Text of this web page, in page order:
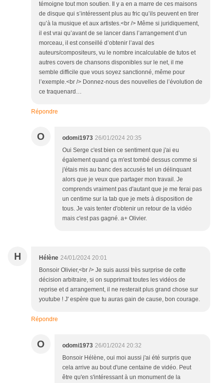
témoigne tout mon soutien. Il y a en a marre de ces maisons
de disque qui s’intéressent plus au fric qu’ils peuvent en tirer
qu’à la musique et aux artistes.<br /> Même si juridiquement,
il est vrai qu’avant de se lancer dans l’arrangement d’un
morceau, iI est conseillé d’obtenir l’aval des
auteurs/compositeurs, vu le nombre incalculable de tutos et
autres covers de chansons disponibles sur le net, il me
semble difficile que vous soyez sanctionné, même pour
l’exemple.<br /> Donnez-nous des nouvelles de l’évolution de
ce traquenard…
Répondre
O odomi1973 26/01/2024 20:35
Oui Serge c'est bien ce sentiment que j'ai eu
également quand ça m'est tombé dessus comme si
j'étais mis au banc des accusés tel un délinquant
alors que je veux que partager mon travail. Je
comprends vraiment pas d'autant que je me ferai pas
un centime sur la tab que je mets à disposition de
tous. Je vais tenter d'obtenir un retour de la vidéo
mais c'est pas gagné. a+ Olivier.
H Hélène 24/01/2024 20:01
Bonsoir Olivier,<br /> Je suis aussi très surprise de cette
décision arbitraire, si on supprimait toutes les vidéos de
reprise et d arrangement, il ne resterait plus grand chose sur
youtube ! J' espère que tu auras gain de cause, bon courage.
Répondre
O odomi1973 26/01/2024 20:32
Bonsoir Hélène, oui moi aussi j'ai été surpris que
cela arrive au bout d'une centaine de vidéo. Peut
être qu'en s'intéressant à un monument de la